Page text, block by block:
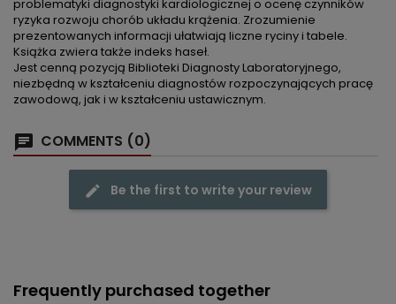
problematyki diagnostyki kardiologicznej o ocenę czynników
ryzyka rozwoju chorób układu krążenia. Zrozumienie
prezentowanych informacji ułatwiają liczne ryciny i tabele.
Książka zwiera także indeks haseł.
Jest cenną pozycją Biblioteki Diagnosty Laboratoryjnego,
niezbędną w kształceniu diagnostów rozpoczynających pracę
zawodową, jak i w kształceniu ustawicznym.
COMMENTS (0)
Be the first to write your review
Frequently purchased together